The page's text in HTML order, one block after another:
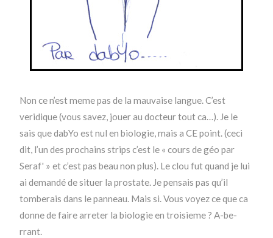
Non ce n’est meme pas de la mauvaise langue. C’est
veridique (vous savez, jouer au docteur tout ca…). Je le
sais que dabYo est nul en biologie, mais a CE point. (ceci
dit, l’un des prochains strips c’est le « cours de géo par
Seraf' » et c’est pas beau non plus). Le clou fut quand je lui
ai demandé de situer la prostate. Je pensais pas qu’il
tomberais dans le panneau. Mais si. Vous voyez ce que ca
donne de faire arreter la biologie en troisieme ? A-be-
rrant.